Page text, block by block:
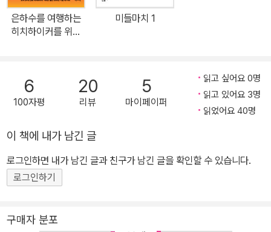
지닌 그의 활약상은 제프 린지의 작품 목록에서 ‘라일리 울프 시리
즈’를 ‘덱스터 시리즈’보다 위쪽에 올려놓을 것이다.
한 방법으로 처단하는 또 다른 연쇄살인범이다. 살인을 할 때는 빈틈
을 찾을 수 없는 냉혈인간 덱스터이지만 평소에는 여동생과 애인에게
는 전대미문의 캐릭터로 독자와 언론의 찬사를 동시에 받았다. 시리
즈의 첫 권 <음흉하게 꿈꾸는 덱스터>는 소름끼치도록 잔인한 묘사
와 그 잔인함을 무색케 하는 블랙유머를 선보여 ‘덱스터’라는 개성 만
에 돌입한 후속작 <끔찍하게 헌신적인 덱스터>는 전작을 뛰어넘는
스릴감을 지녔다는 평을 받으며 <덱스터>를 대표적인 인기 스릴러
시리즈로 완전히 자리매김했다. 그리고 독자들이 애타게 기다려온 세
부터 “더 강력해진 적, 상상을 초월하는 범죄 그리고 성숙해진 덱스
터!”라는 호평을 받은 <어둠 속의 덱스터>는 특유의 독창성과 유쾌
은하수를 여행하는
히치하이커를 위한
미들마치 1
6
100자평
20
리뷰
5
마이페이퍼
읽고 싶어요 0명
읽고 있어요 3명
읽었어요 40명
이 책에 내가 남긴 글
로그인하면 내가 남긴 글과 친구가 남긴 글을 확인할 수 있습니다.
로그인하기
구매자 분포